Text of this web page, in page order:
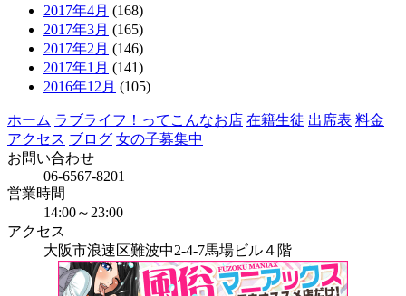
2017年4月 (168)
2017年3月 (165)
2017年2月 (146)
2017年1月 (141)
2016年12月 (105)
ホーム ラブライフ！ってこんなお店 在籍生徒 出席表 料金
アクセス ブログ 女の子募集中
お問い合わせ
06-6567-8201
営業時間
14:00～23:00
アクセス
大阪市浪速区難波中2-4-7馬場ビル４階